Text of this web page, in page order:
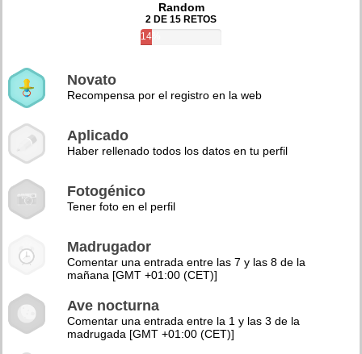
Random
2 DE 15 RETOS
14%
Novato
Recompensa por el registro en la web
Aplicado
Haber rellenado todos los datos en tu perfil
Fotogénico
Tener foto en el perfil
Madrugador
Comentar una entrada entre las 7 y las 8 de la
mañana [GMT +01:00 (CET)]
Ave nocturna
Comentar una entrada entre la 1 y las 3 de la
madrugada [GMT +01:00 (CET)]